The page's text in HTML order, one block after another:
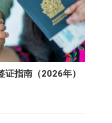
指南（2026年）